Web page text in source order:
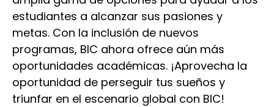
estudiantes a alcanzar sus pasiones y
metas. Con la inclusión de nuevos
programas, BIC ahora ofrece aún más
oportunidades académicas. ¡Aprovecha la
oportunidad de perseguir tus sueños y
triunfar en el escenario global con BIC!